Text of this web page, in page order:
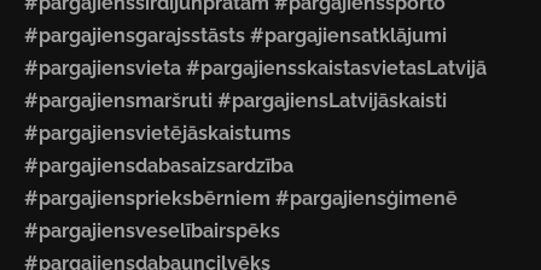
#pargajiensgarajsstāsts #pargajiensatklājumi
#pargajiensvieta #pargajiensskaistasvietasLatvijā
#pargajiensmaršruti #pargajiensLatvijāskaisti
#pargajiensvietējāskaistums
#pargajiensdabasaizsardzība
#pargajiensprieksbērniem #pargajiensģimenē
#pargajiensveselībairspēks
#pargajiensdabauncilvēks